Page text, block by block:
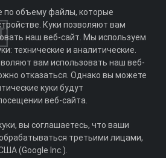
по объему файлы, которые
Куки позволяют вам
наш веб-сайт. Мы используем
технические и аналитические.
вам использовать наш веб-
отказаться. Однако вы можете
куки будут
веб-сайта.
вы соглашаетесь, что ваши
третьими лицами,
(Google Inc.).